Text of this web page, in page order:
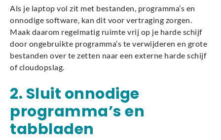
Als je laptop vol zit met bestanden, programma’s en
onnodige software, kan dit voor vertraging zorgen.
Maak daarom regelmatig ruimte vrij op je harde schijf
door ongebruikte programma’s te verwijderen en grote
bestanden over te zetten naar een externe harde schijf
of cloudopslag.
2. Sluit onnodige
programma’s en
tabbladen